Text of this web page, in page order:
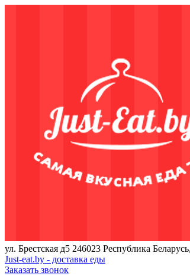
ул. Брестская д5 246023 Республика
Just-eat.by - доставка еды
Заказать звонок